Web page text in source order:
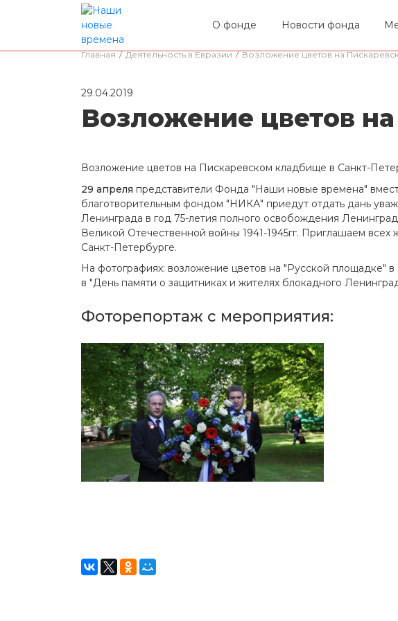
О фонде Новости фонда
Главная / Деятельность в Евразии / Возложение цветов на
29.04.2019
Возложение цветов
Возложение цветов на Пискаревском кладбище в Санкт-
29 апреля представители Фонда "Наши новые времена"
благотворительным фондом "НИКА" приедут отдать дань
Ленинграда в год 75-летия полного освобождения
Великой Отечественной войны 1941-1945гг. Приглашаем
Санкт-Петербурге.
На фотографиях: возложение цветов на "Русской площадке"
в "День памяти о защитниках и жителях блокадного
Фоторепортаж с мероприятия: